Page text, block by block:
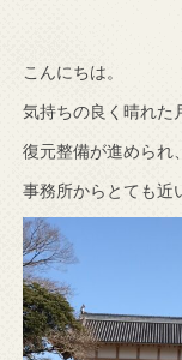
こんにちは。
気持ちの良く晴れた
復元整備が進められ
事務所からとても近